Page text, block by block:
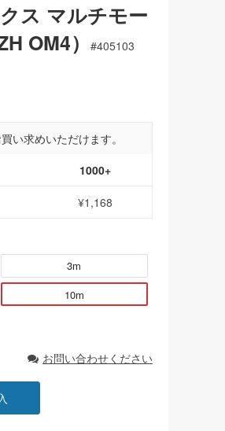
ス マルチモー
OM4）
#405103
い求めいただけます。
1000+
¥1,168
3m
10m
お問い合わせください